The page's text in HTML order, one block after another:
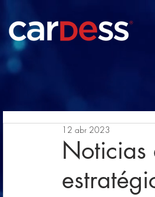
Noticias
12 abr 2023